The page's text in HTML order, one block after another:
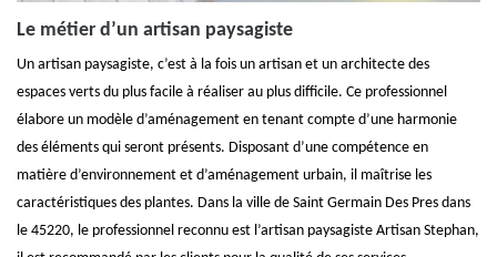
Le métier d’un artisan paysagiste
Un artisan paysagiste, c’est à la fois un artisan et un architecte des
espaces verts du plus facile à réaliser au plus difficile. Ce professionnel
élabore un modèle d’aménagement en tenant compte d’une harmonie
des éléments qui seront présents. Disposant d’une compétence en
matière d’environnement et d’aménagement urbain, il maîtrise les
caractéristiques des plantes. Dans la ville de Saint Germain Des Pres dans
le 45220, le professionnel reconnu est l’artisan paysagiste Artisan Stephan,